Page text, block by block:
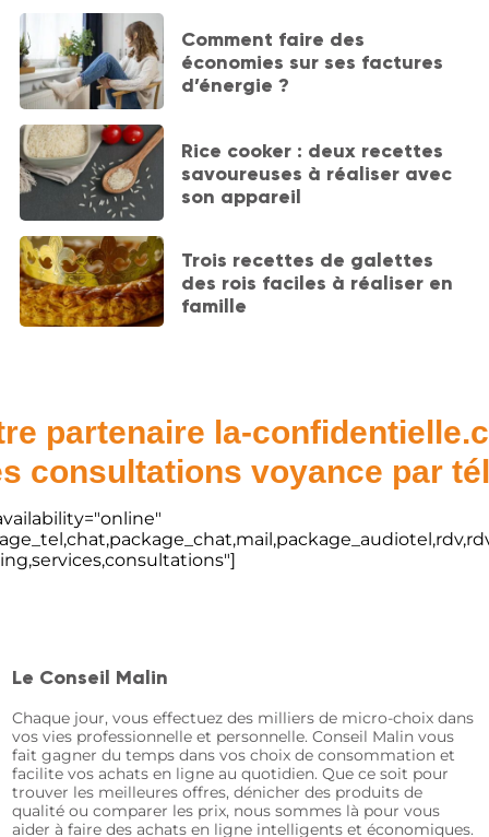
Comment faire des
économies sur ses factures
d’énergie ?
Rice cooker : deux recettes
savoureuses à réaliser avec
son appareil
Trois recettes de galettes
des rois faciles à réaliser en
famille
partenaire la-
consultations voyance par
Le Conseil Malin
Chaque jour, vous effectuez des milliers de micro-choix dans
vos vies professionnelle et personnelle. Conseil Malin vous
fait gagner du temps dans vos choix de consommation et
facilite vos achats en ligne au quotidien. Que ce soit pour
trouver les meilleures offres, dénicher des produits de
qualité ou comparer les prix, nous sommes là pour vous
aider à faire des achats en ligne intelligents et économiques.